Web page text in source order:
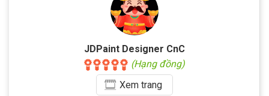
JDPaint Designer CnC
(Hạng đồng)
Xemtrang